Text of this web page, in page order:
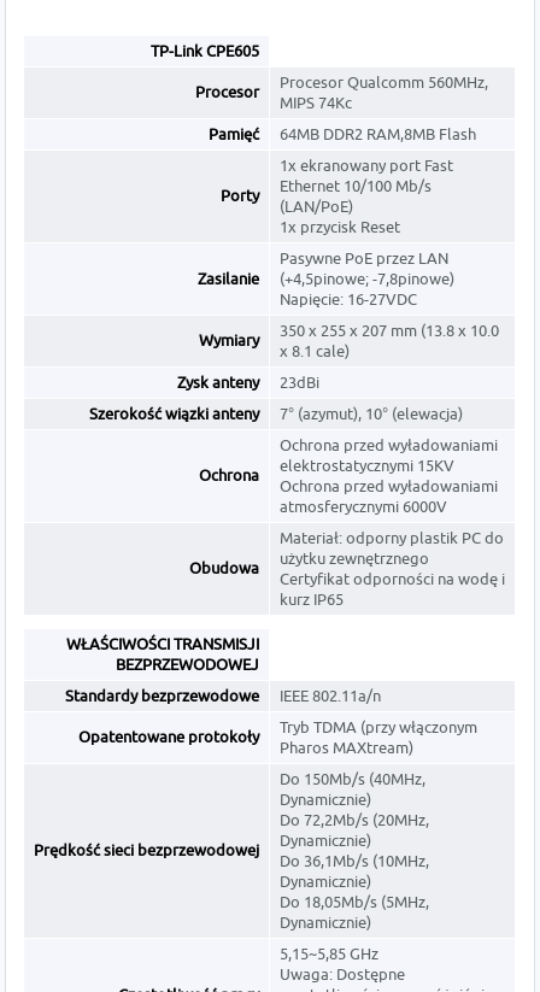
TP-Link CPE605
Procesor
Procesor Qualcomm 560MHz,
MIPS 74Kc
Pamięć
64MB DDR2 RAM,8MB Flash
Porty
1x ekranowany port Fast
Ethernet 10/100 Mb/s
(LAN/PoE)
1x przycisk Reset
Zasilanie
Pasywne PoE przez LAN
(+4,5pinowe; -7,8pinowe)
Napięcie: 16-27VDC
Wymiary
350 x 255 x 207 mm (13.8 x 10.0
x 8.1 cale)
Zysk anteny
23dBi
Szerokość wiązki anteny
7° (azymut), 10° (elewacja)
Ochrona
Ochrona przed wyładowaniami
elektrostatycznymi 15KV
Ochrona przed wyładowaniami
atmosferycznymi 6000V
Obudowa
Materiał: odporny plastik PC do
użytku zewnętrznego
Certyfikat odporności na wodę i
kurz IP65
WŁAŚCIWOŚCI TRANSMISJI
BEZPRZEWODOWEJ
Standardy bezprzewodowe
IEEE 802.11a/n
Opatentowane protokoły
Tryb TDMA (przy włączonym
Pharos MAXtream)
Prędkość sieci bezprzewodowej
Do 150Mb/s (40MHz,
Dynamicznie)
Do 72,2Mb/s (20MHz,
Dynamicznie)
Do 36,1Mb/s (10MHz,
Dynamicznie)
Do 18,05Mb/s (5MHz,
Dynamicznie)
5,15~5,85 GHz
Uwaga: Dostępne